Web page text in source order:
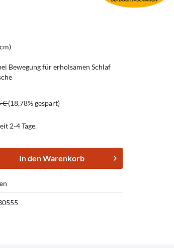
Bewegung für erholsamen Schlaf
€(18,78% gespart)
2-4 Tage.
In denWarenkorb